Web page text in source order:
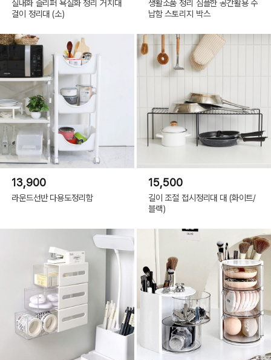
실내화 슬리퍼 욕실화 정리 거치대
걸이 정리대 (소)
생활소품 정리 심플한 공간활용 수
납함 스토리지 박스
13,900
라운드선반 다용도정리함
15,500
길이 조절 접시정리대 대 (화이트/
블랙)